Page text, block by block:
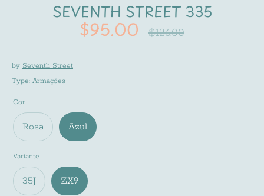
SEVENTH STREET 335
$95.00
Regular
$126.00
by Seventh Street
Type: Armações
Cor
Rosa Azul
Variante
35J ZX9